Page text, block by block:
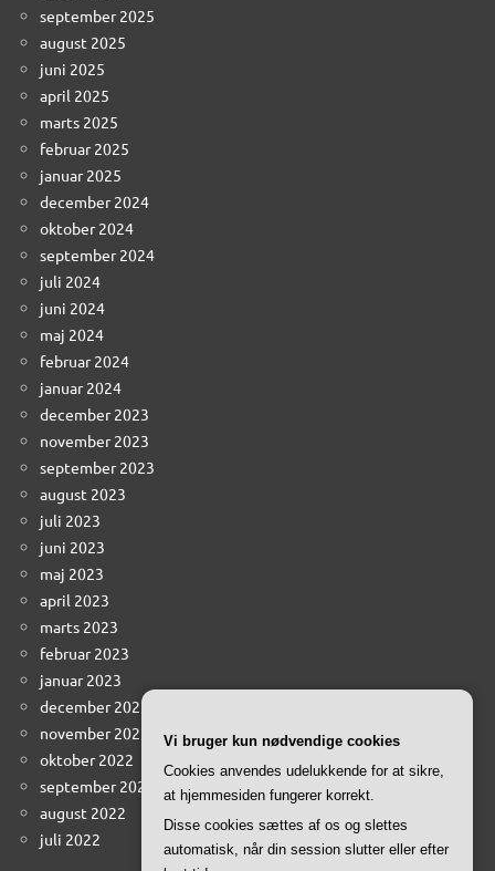
september 2025
august 2025
juni 2025
april 2025
marts 2025
februar 2025
januar 2025
december 2024
oktober 2024
september 2024
juli 2024
juni 2024
maj 2024
februar 2024
januar 2024
december 2023
november 2023
september 2023
august 2023
juli 2023
juni 2023
maj 2023
april 2023
marts 2023
februar 2023
januar 2023
december 2022
november 2022
oktober 2022
september 2022
august 2022
juli 2022
Vi bruger kun nødvendige cookies
Cookies anvendes udelukkende for at sikre,
at hjemmesiden fungerer korrekt.
Disse cookies sættes af os og slettes
automatisk, når din session slutter eller efter